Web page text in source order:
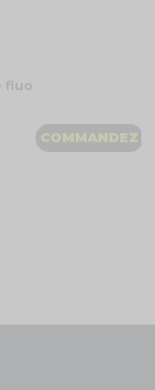
fluo
COMMANDEZ